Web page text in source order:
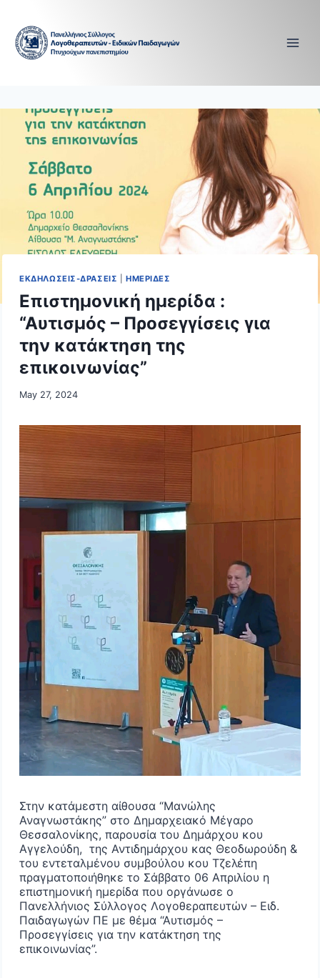
content
ΕΚΔΗΛΩΣΕΙΣ-ΔΡΑΣΕΙΣ ΗΜΕΡΙΔΕΣ
Επιστημονική ημερίδα :
“Αυτισμός – Προσεγγίσεις για
την κατάκτηση της
επικοινωνίας”
May 27, 2024
Στην κατάμεστη αίθουσα “Μανώλης
Αναγνωστάκης” στο Δημαρχειακό Μέγαρο
Θεσσαλονίκης, παρουσία του Δημάρχου κου
Αγγελούδη, της Αντιδημάρχου κας Θεοδωρούδη &
του εντεταλμένου συμβούλου κου Τζελέπη
πραγματοποιήθηκε το Σάββατο 06 Απριλίου η
επιστημονική ημερίδα που οργάνωσε ο
Πανελλήνιος Σύλλογος Λογοθεραπευτών – Ειδ.
Παιδαγωγών ΠΕ με θέμα “Αυτισμός –
Προσεγγίσεις για την κατάκτηση της
επικοινωνίας”.